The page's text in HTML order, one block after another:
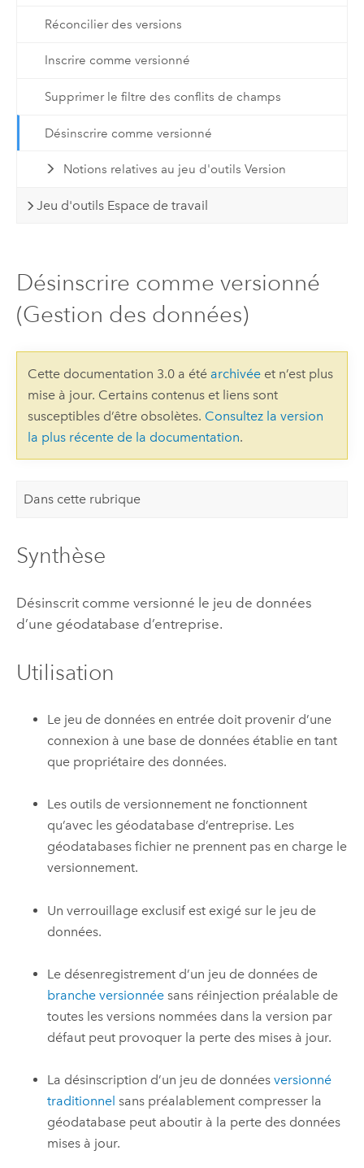
Réconcilier des versions
Inscrire comme versionné
Supprimer le filtre des conflits de champs
Désinscrire comme versionné
Notions relatives au jeu d'outils Version
Jeu d'outils Espace de travail
Désinscrire comme versionné
(Gestion des données)
Cette documentation 3.0 a été archivéeet n’est plus
mise à jour. Certains contenus et liens sont
susceptibles d’être obsolètes. Consultez la version
la plus récente de la documentation.
Dans cette rubrique
Synthèse
Désinscrit comme versionné le jeu de données
d’une géodatabase d’entreprise.
Utilisation
Le jeu de données en entrée doit provenir d’une
connexion à une base de données établie en tant
que propriétaire des données.
Les outils de versionnement ne fonctionnent
qu’avec les géodatabase d’entreprise. Les
géodatabases fichier ne prennent pas en charge le
versionnement.
Un verrouillage exclusif est exigé sur le jeu de
données.
Le désenregistrement d’un jeu de données de
branche versionnée sans réinjection préalable de
toutes les versions nommées dans la version par
défaut peut provoquer la perte des mises à jour.
La désinscription d’un jeu de donnéesversionné
traditionnel sans préalablement compresser la
géodatabase peut aboutir à la perte des données
mises à jour.